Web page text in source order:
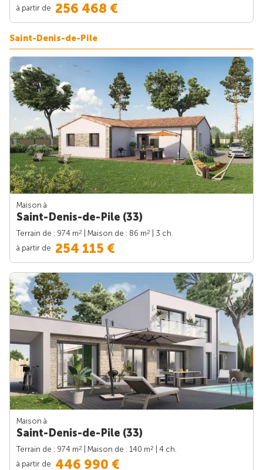
à partir de 256 468 €
Saint-Denis-de-Pile
Maison à
Saint-Denis-de-Pile (33)
Terrain de : 974 m2 | Maison de : 86 m2
| 3 ch.
à partir de 254 115 €
Maison à
Saint-Denis-de-Pile (33)
Terrain de : 974 m2 | Maison de : 140 m2
| 4 ch.
à partir de 446 990 €